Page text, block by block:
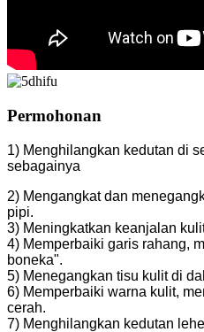
Permohonan
1) Menghilangkan kedutan di
sebagainya
2) Mengangkat dan
pipi.
3) Meningkatkan keanjalan
4) Memperbaiki garis rahang,
boneka".
5) Menegangkan tisu kulit di
6) Memperbaiki warna kulit,
cerah.
7) Menghilangkan kedutan